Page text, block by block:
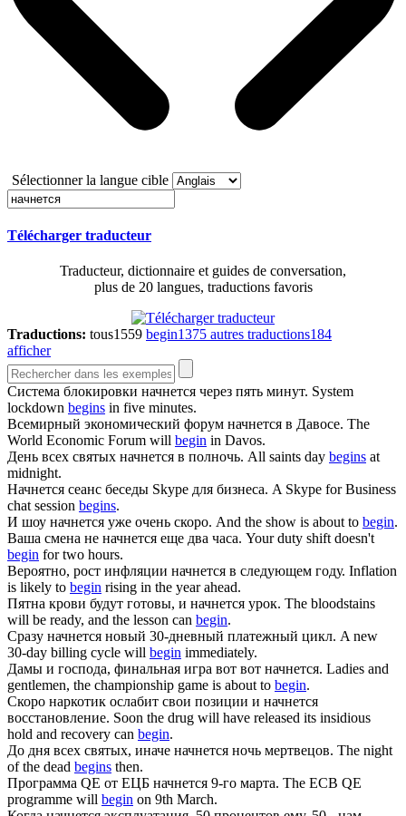
Sélectionner la langue cible
Télécharger traducteur
Traducteur, dictionnaire et guides de conversation,
plus de 20 langues, traductions favoris
Traductions: tous1559 begin1375 autres traductions184
afficher
Система блокировки начнется через пять минут. System
lockdown begins in five minutes.
Всемирный экономический форум начнется в Давосе. The
World Economic Forum will begin in Davos.
День всех святых начнется в полночь. All saints day begins at
midnight.
Начнется сеанс беседы Skype для бизнеса. A Skype for Business
chat session begins.
И шоу начнется уже очень скоро. And the show is about to begin.
Ваша смена не начнется еще два часа. Your duty shift doesn't
begin for two hours.
Вероятно, рост инфляции начнется в следующем году. Inflation
is likely to begin rising in the year ahead.
Пятна крови будут готовы, и начнется урок. The bloodstains
will be ready, and the lesson can begin.
Сразу начнется новый 30-дневный платежный цикл. A new
30-day billing cycle will begin immediately.
Дамы и господа, финальная игра вот вот начнется. Ladies and
gentlemen, the championship game is about to begin.
Скоро наркотик ослабит свои позиции и начнется
восстановление. Soon the drug will have released its insidious
hold and recovery can begin.
До дня всех святых, иначе начнется ночь мертвецов. The night
of the dead begins then.
Программа QE от ЕЦБ начнется 9-го марта. The ECB QE
programme will begin on 9th March.